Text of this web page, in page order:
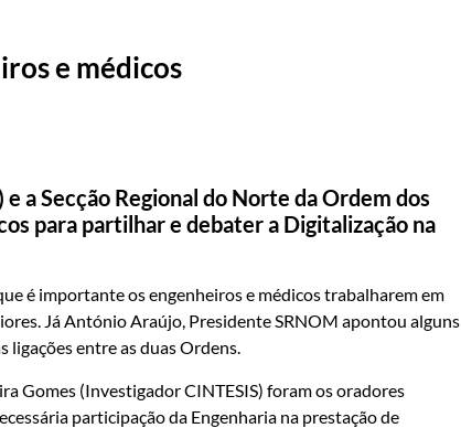
e médicos
a Secção Regional do Norte da Ordem dos
para partilhar e debater a Digitalização na
é importante os engenheiros e médicos trabalharem em
Já António Araújo, Presidente SRNOM apontou alguns
ligações entre as duas Ordens.
Gomes (Investigador CINTESIS) foram os oradores
participação da Engenharia na prestação de